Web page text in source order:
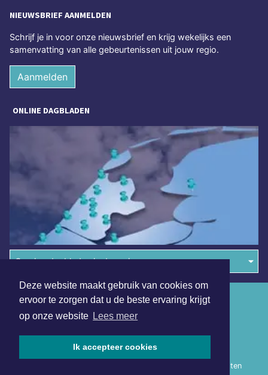
Deze website maakt gebruik van cookies om
ervoor te zorgen dat u de beste ervaring krijgt
op onze website Lees meer
Ik accepteer cookies
NIEUWSBRIEF AANMELDEN
Schrijf je in voor onze nieuwsbrief en krijg wekelijks een
samenvatting van alle gebeurtenissen uit jouw regio.
Aanmelden
ONLINE DAGBLADEN
Overige dagbladen in de regio
Copyright (c) 2026 | Heerhugowaardsdagblad.nl - Alle rechten
Algemene voorwaarden
Disclaimer